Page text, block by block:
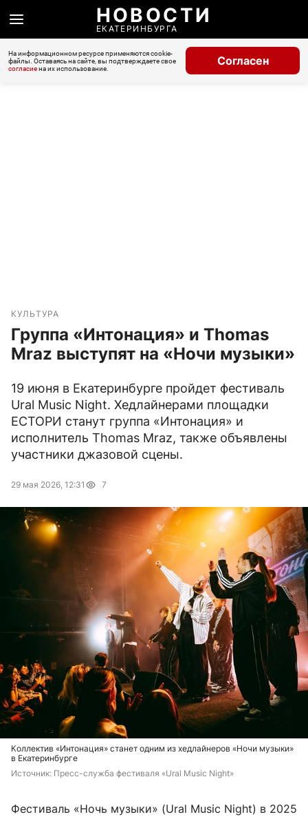
НОВОСТИ
ЕКАТЕРИНБУРГА
На информационном ресурсе применяются cookie-
файлы. Оставаясь на сайте, вы подтверждаете свое
согласиена их использование.
Согласен
КУЛЬТУРА
Группа «Интонация» и Thomas
Mraz выступят на «Ночи музыки»
19 июня в Екатеринбурге пройдет фестиваль
Ural Music Night. Хедлайнерами площадки
ЕСТОРИ станут группа «Интонация» и
исполнитель Thomas Mraz, также объявлены
участники джазовой сцены.
29 мая 2026, 12:31 7
Коллектив «Интонация» станет одним из хедлайнеров «Ночи музыки»
в Екатеринбурге
Источник: Пресс-служба фестиваля «Ural Music Night»
Фестиваль «Ночь музыки» (Ural Music Night) в 2025